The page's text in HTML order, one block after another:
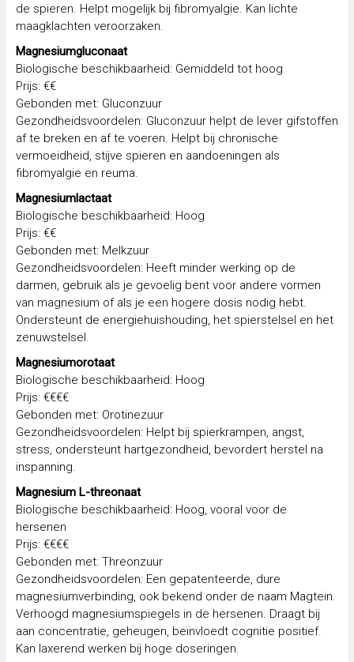
de spieren. Helpt mogelijk bij fibromyalgie. Kan lichte
maagklachten veroorzaken.
Magnesiumgluconaat
Biologische beschikbaarheid: Gemiddeld tot hoog
Prijs: €€
Gebonden met: Gluconzuur
Gezondheidsvoordelen: Gluconzuur helpt de lever gifstoffen
af te breken en af te voeren. Helpt bij chronische
vermoeidheid, stijve spieren en aandoeningen als
fibromyalgie en reuma.
Magnesiumlactaat
Biologische beschikbaarheid: Hoog
Prijs: €€
Gebonden met: Melkzuur
Gezondheidsvoordelen: Heeft minder werking op de
darmen, gebruik als je gevoelig bent voor andere vormen
van magnesium of als je een hogere dosis nodig hebt.
Ondersteunt de energiehuishouding, het spierstelsel en het
zenuwstelsel.
Magnesiumorotaat
Biologische beschikbaarheid: Hoog
Prijs: €€€€
Gebonden met: Orotinezuur
Gezondheidsvoordelen: Helpt bij spierkrampen, angst,
stress, ondersteunt hartgezondheid, bevordert herstel na
inspanning.
Magnesium L-threonaat
Biologische beschikbaarheid: Hoog, vooral voor de
hersenen
Prijs: €€€€
Gebonden met: Threonzuur
Gezondheidsvoordelen: Een gepatenteerde, dure
magnesiumverbinding, ook bekend onder de naam Magtein.
Verhoogd magnesiumspiegels in de hersenen. Draagt bij
aan concentratie, geheugen, beïnvloedt cognitie positief.
Kan laxerend werken bij hoge doseringen.